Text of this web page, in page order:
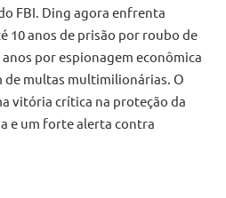
FBI. Ding agora enfrenta
10 anos de prisão por roubo de
por espionagem econômica
de multas multimilionárias. O
vitória crítica na proteção da
e um forte alerta contra